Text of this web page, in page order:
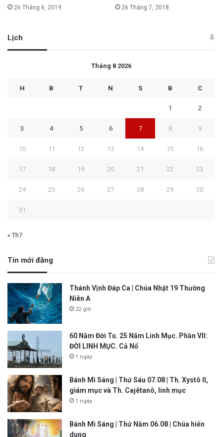
26 Tháng 6, 2019 26 Tháng 7, 2018
Lịch
Tháng 8 2026
H B T N S B C
1 2
3 4 5 6 7 8 9
10 11 12 13 14 15 16
17 18 19 20 21 22 23
24 25 26 27 28 29 30
31
« Th7
Tin mới đăng
Thánh Vịnh Đáp Ca | Chúa Nhật 19 Thường
Niên A
22 giờ
60 Năm Đời Tu. 25 Năm Linh Mục. Phần VII:
ĐỜI LINH MỤC. Cả Nổ
1 ngày
Bánh Mì Sáng | Thứ Sáu 07.08 | Th. Xystô II,
giám mục và Th. Cajêtanô, linh mục
1 ngày
Bánh Mì Sáng | Thứ Năm 06.08 | Chúa hiển
dung